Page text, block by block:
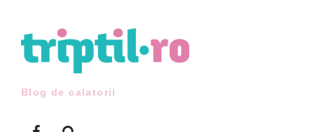
content
Blog de calatorii
Facebook